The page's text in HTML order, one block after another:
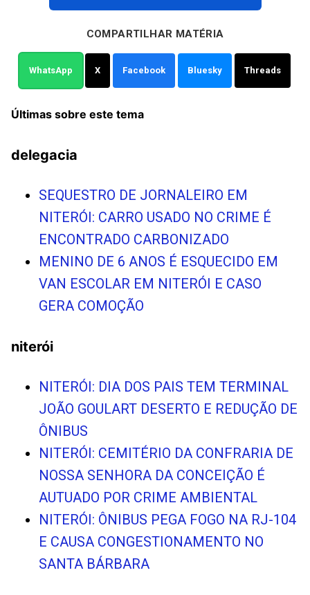
COMPARTILHAR MATÉRIA
WhatsApp X Facebook Bluesky Threads
Últimas sobre este tema
delegacia
SEQUESTRO DE JORNALEIRO EM
NITERÓI: CARRO USADO NO CRIME É
ENCONTRADO CARBONIZADO
MENINO DE 6 ANOS É ESQUECIDO EM
VAN ESCOLAR EM NITERÓI E CASO
GERA COMOÇÃO
niterói
NITERÓI: DIA DOS PAIS TEM TERMINAL
JOÃO GOULART DESERTO E REDUÇÃO DE
ÔNIBUS
NITERÓI: CEMITÉRIO DA CONFRARIA DE
NOSSA SENHORA DA CONCEIÇÃO É
AUTUADO POR CRIME AMBIENTAL
NITERÓI: ÔNIBUS PEGA FOGO NA RJ-104
E CAUSA CONGESTIONAMENTO NO
SANTA BÁRBARA